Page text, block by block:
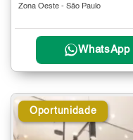
Zona Oeste - São Paulo
WhatsApp
Oportunidade